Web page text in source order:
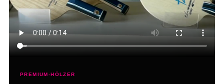
PREMIUM-HÖLZER